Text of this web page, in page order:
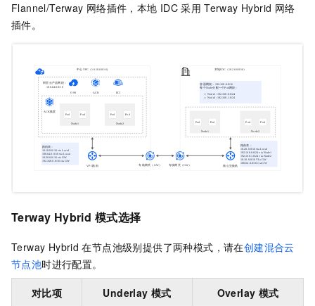
Flannel/Terway 网络插件，本地 IDC 采用 Terway Hybrid 网络
插件。
Terway Hybrid 模式选择
Terway Hybrid 在节点池级别提供了两种模式，请在创建混合云
节点池时进行配置。
对比项 Underlay 模式 Overlay 模式